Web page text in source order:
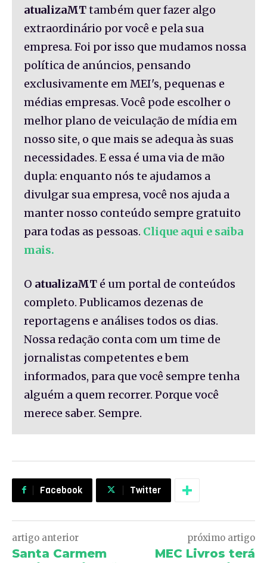
atualizaMTtambém quer fazer algo
extraordinário por você e pela sua
empresa. Foi por isso que mudamos nossa
política de anúncios, pensando
exclusivamente em MEI's, pequenas e
médias empresas. Você pode escolher o
melhor plano de veiculação de mídia em
nosso site, o que mais se adequa às suas
necessidades. E essa é uma via de mão
dupla: enquanto nós te ajudamos a
divulgar sua empresa, você nos ajuda a
manter nosso conteúdo sempre gratuito
para todas as pessoas. Clique aqui e saiba
mais.
O atualizaMT é um portal de conteúdos
completo. Publicamos dezenas de
reportagens e análises todos os dias.
Nossa redação conta com um time de
jornalistas competentes e bem
informados, para que você sempre tenha
alguém a quem recorrer. Porque você
merece saber. Sempre.
Facebook Twitter
artigo anterior
Santa Carmem
próximo artigo
MEC Livros terá